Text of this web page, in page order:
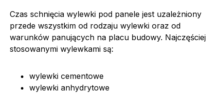
Czas schnięcia wylewki pod panele jest uzależniony
przede wszystkim od rodzaju wylewki oraz od
warunków panujących na placu budowy. Najczęściej
stosowanymi wylewkami są:
wylewki cementowe
wylewki anhydrytowe